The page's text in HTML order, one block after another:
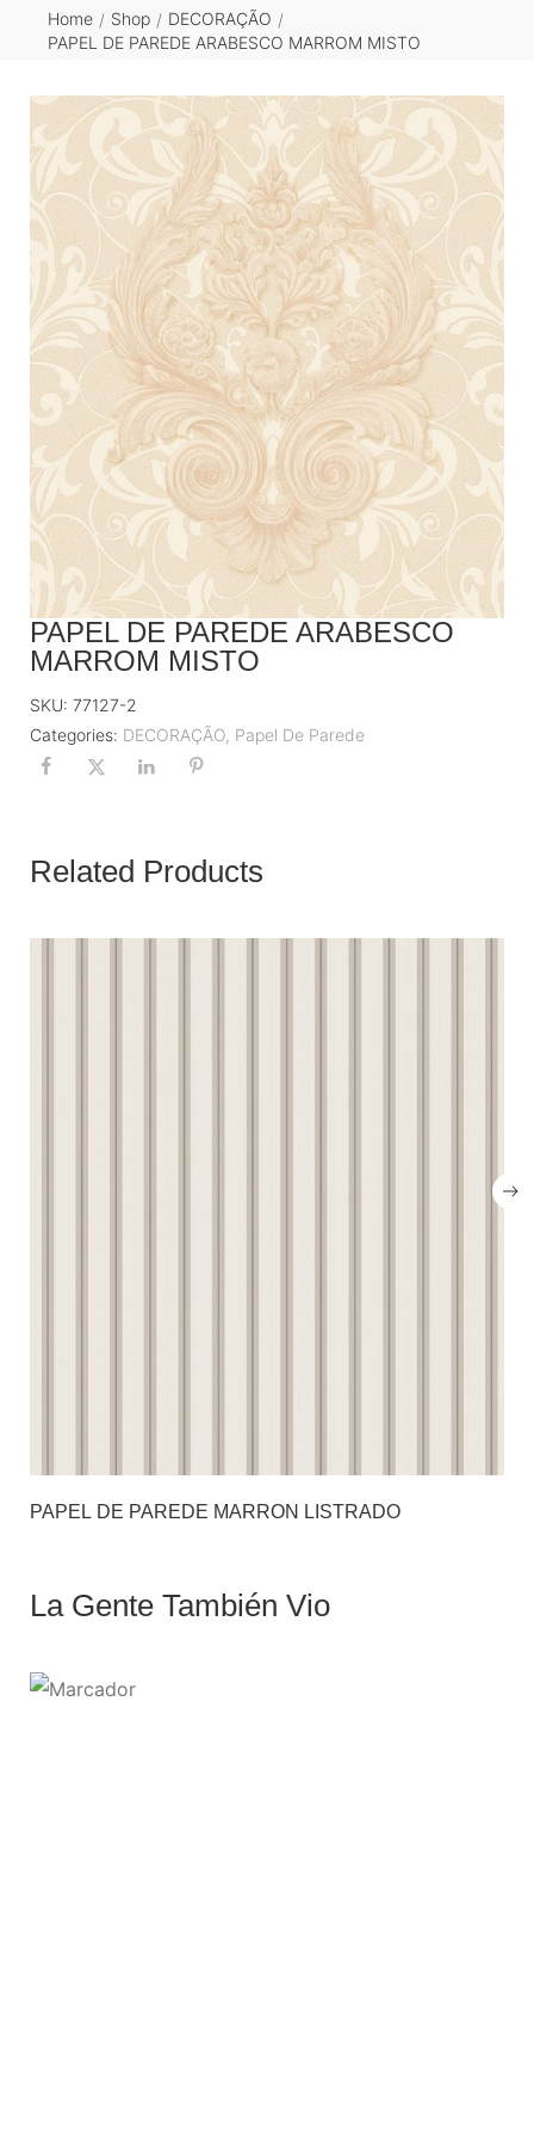
Home / Shop / DECORAÇÃO /
PAPEL DE PAREDE ARABESCO MARROM MISTO
PAPEL DE PAREDE ARABESCO
MARROM MISTO
SKU: 77127-2
Categories: DECORAÇÃO, Papel De Parede
Related Products
PAPEL DE PAREDE MARRON LISTRADO
La Gente También Vio